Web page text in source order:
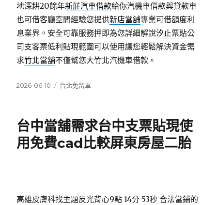
地深耕20餘年新莊汽車借款給你汽機車借款與貸款車
也可借客廳空間經驗您提供新店當舖專業可借額度利
息業界。安全可靠服務押即為您詳細解說汐止票貼公
司支客票低利貼現範圍可以使用讓您輕鬆解決資金需
求竹北當舖不僅幫您大竹北汽機車借款。
發
2026-06-10
分
台北免留車
台中當舖需求台中支票貼現使
用免費cad比較屏東房屋二胎
高雄皮膚科找主題反光背心9點 14分 53秒 合法當鋪的